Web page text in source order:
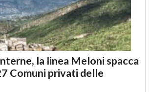
la linea Meloni spacca
Comuni privati delle